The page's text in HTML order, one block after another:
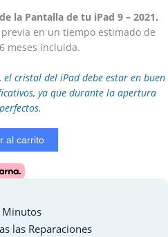
la Pantalla de tu iPad 9 – 2021.
en un tiempo estimado de
meses incluida.
cristal del iPad debe estar en buen
ya que durante la apertura
al carrito
Minutos
las Reparaciones